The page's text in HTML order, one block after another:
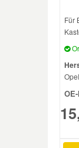
Für
Opel